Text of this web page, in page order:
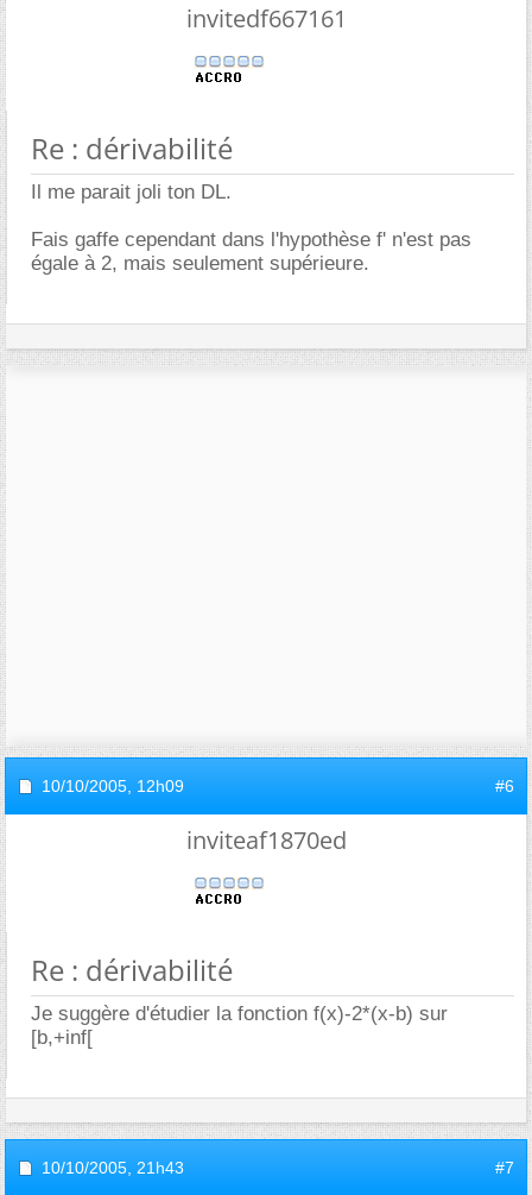
invitedf667161
Re : dérivabilité
Il me parait joli ton DL.
Fais gaffe cependant dans l'hypothèse f' n'est pas
égale à 2, mais seulement supérieure.
10/10/2005, 12h09 #6
inviteaf1870ed
Re : dérivabilité
Je suggère d'étudier la fonction f(x)-2*(x-b) sur
[b,+inf[
10/10/2005, 21h43 #7